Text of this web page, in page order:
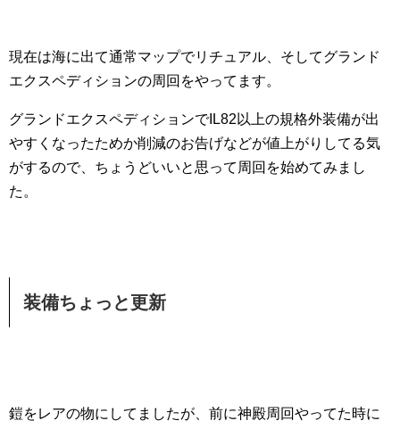
現在は海に出て通常マップでリチュアル、そしてグランド
エクスペディションの周回をやってます。
グランドエクスペディションでIL82以上の規格外装備が出
やすくなったためか削減のお告げなどが値上がりしてる気
がするので、ちょうどいいと思って周回を始めてみまし
た。
装備ちょっと更新
鎧をレアの物にしてましたが、前に神殿周回やってた時に